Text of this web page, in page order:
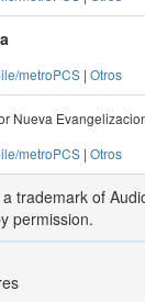
metroPCS | Otros
Nueva
metroPCS | Otros
trademark of
permission.